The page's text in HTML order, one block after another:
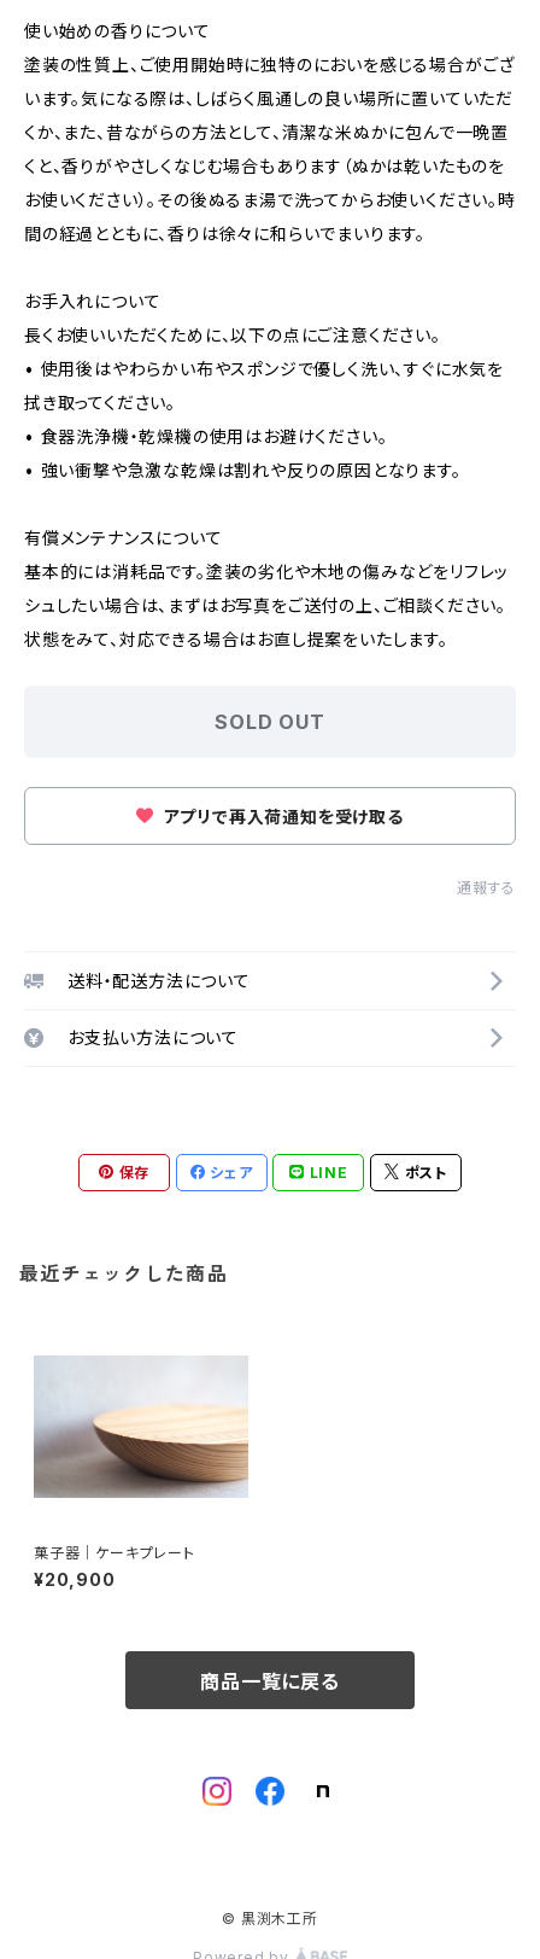
使い始めの香りについて
塗装の性質上、ご使用開始時に独特のにおいを感じる場合がござ
います。気になる際は、しばらく風通しの良い場所に置いていただ
くか、また、昔ながらの方法として、清潔な米ぬかに包んで一晩置
くと、香りがやさしくなじむ場合もあります（ぬかは乾いたものを
お使いください）。その後ぬるま湯で洗ってからお使いください。時
間の経過とともに、香りは徐々に和らいでまいります。
お手入れについて
長くお使いいただくために、以下の点にご注意ください。
• 使用後はやわらかい布やスポンジで優しく洗い、すぐに水気を
拭き取ってください。
• 食器洗浄機・乾燥機の使用はお避けください。
• 強い衝撃や急激な乾燥は割れや反りの原因となります。
有償メンテナンスについて
基本的には消耗品です。塗装の劣化や木地の傷みなどをリフレッ
シュしたい場合は、まずはお写真をご送付の上、ご相談ください。
状態をみて、対応できる場合はお直し提案をいたします。
SOLD OUT
アプリで再入荷通知を受け取る
通報する
送料・配送方法について
お支払い方法について
保存 シェア LINE ポスト
最近チェックした商品
菓子器｜ケーキプレート
¥20,900
商品一覧に戻る
© 黒渕木工所